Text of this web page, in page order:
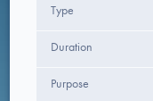
Type
Duration
Purpose